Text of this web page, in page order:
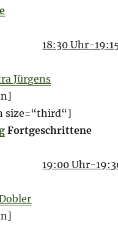
18:30 Uhr-
Jürgens
size=“third“]
Fortgeschrittene
19:00 Uhr-